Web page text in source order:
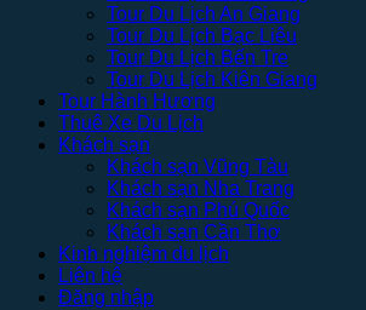
Tour Du Lịch An Giang
Tour Du Lịch Bạc Liêu
Tour Du Lịch Bến Tre
Tour Du Lịch Kiên Giang
Tour Hành Hương
Thuê Xe Du Lịch
Khách sạn
Khách sạn Vũng Tàu
Khách sạn Nha Trang
Khách sạn Phú Quốc
Khách sạn Cần Thơ
Kinh nghiệm du lịch
Liên hệ
Đăng nhập